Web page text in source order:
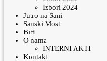
Izbori 2024
Jutro na Sani
Sanski Most
BiH
O nama
INTERNI AKTI
Kontakt